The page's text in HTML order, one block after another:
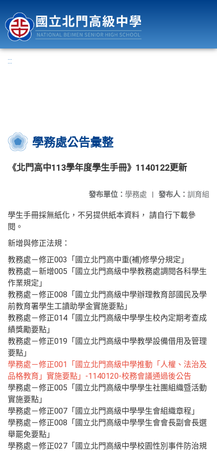
:::
學務處公告彙整
《北門高中113學年度學生手冊》1140122更新
發布人： 訓育組
發布單位： 學務處 |
學生手冊採無紙化，不另提供紙本資料， 請自行下載參
閱。
新增與修正法規：
教務處－修正003「國立北門高中重(補)修學分規定」
教務處－新增005「國立北門高級中學教務處調閱各科學生
作業規定」
教務處－修正008「國立北門高級中學辦理教育部國民及學
前教育署學生工讀助學金實施要點」
教務處－修正014「國立北門高級中學學生校內定期考查成
績獎勵要點」
教務處－修正019「國立北門高級中學教學設備借用及管理
要點」
學務處－修正001「國立北門高級中學推動「人權、法治及
品格教育」實施要點」-1140120-校務會議通過後公告
學務處－修正005「國立北門高級中學學生社團組織暨活動
實施要點」
學務處－修正007「國立北門高級中學學生會組織章程」
學務處－修正008「國立北門高級中學學生會會長副會長選
舉罷免要點」
學務處－修正027「國立北門高級中學校園性別事件防治規